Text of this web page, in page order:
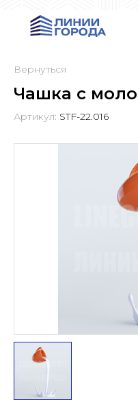
Вернуться
Чашка с
Артикул: STF-22.016